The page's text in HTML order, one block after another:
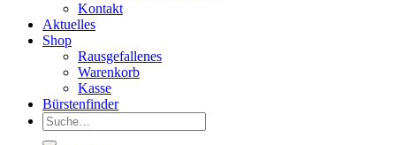
Kontakt
Aktuelles
Shop
Rausgefallenes
Warenkorb
Kasse
Bürstenfinder
Suche
nach: